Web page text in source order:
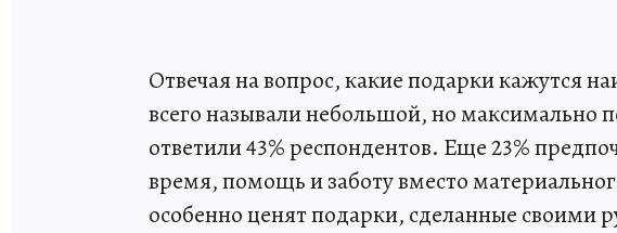
Отвечая на вопрос, какие подарки кажутся
всего называли небольшой, но максимально
ответили 43% респондентов. Еще 23%
время, помощь и заботу вместо
особенно ценят подарки, сделанные своими